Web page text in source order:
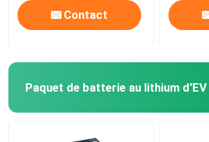
Contact
Paquet de batterie au lithium d'EV